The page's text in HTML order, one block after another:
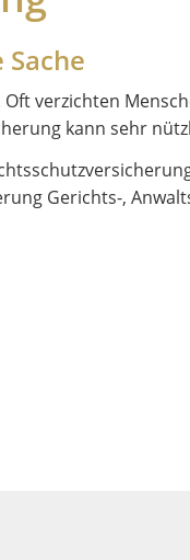
verzichten
kann sehr
Gerichts-,